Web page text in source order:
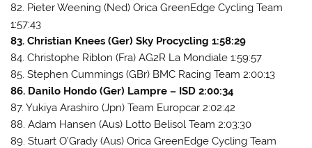
82. Pieter Weening (Ned) Orica GreenEdge Cycling Team
1:57:43
83. Christian Knees (Ger) Sky Procycling 1:58:29
84. Christophe Riblon (Fra) AG2R La Mondiale 1:59:57
85. Stephen Cummings (GBr) BMC Racing Team 2:00:13
86. Danilo Hondo (Ger) Lampre – ISD 2:00:34
87. Yukiya Arashiro (Jpn) Team Europcar 2:02:42
88. Adam Hansen (Aus) Lotto Belisol Team 2:03:30
89. Stuart O’Grady (Aus) Orica GreenEdge Cycling Team